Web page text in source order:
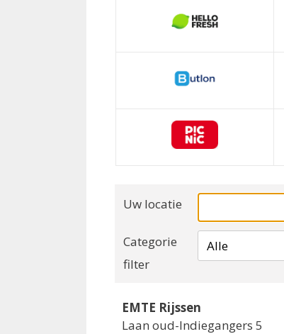
Uw locatie
Categorie
filter
Alle
EMTE Rijssen
Laan oud-Indiegangers 5